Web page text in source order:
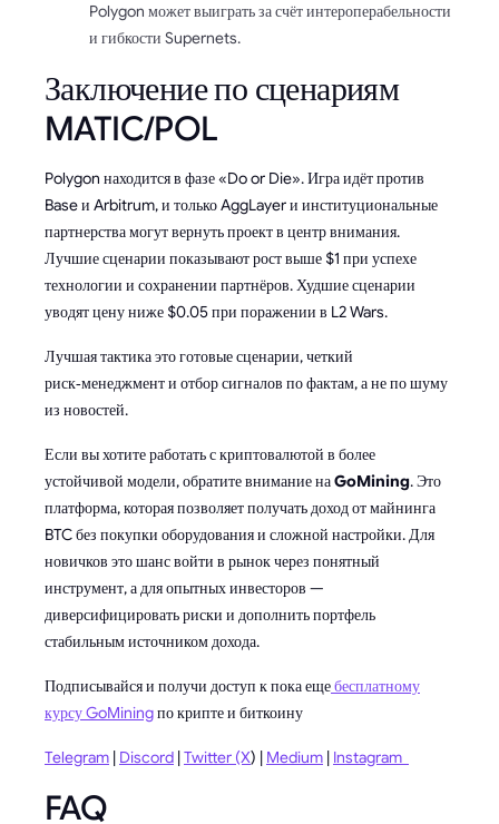
Polygon может выиграть за счёт интероперабельности
и гибкости Supernets.
Заключение по сценариям
MATIC/POL
Polygon находится в фазе «Do or Die». Игра идёт против
Base и Arbitrum, и только AggLayer и институциональные
партнерства могут вернуть проект в центр внимания.
Лучшие сценарии показывают рост выше $1 при успехе
технологии и сохранении партнёров. Худшие сценарии
уводят цену ниже $0.05 при поражении в L2 Wars.
Лучшая тактика это готовые сценарии, четкий
риск‑менеджмент и отбор сигналов по фактам, а не по шуму
из новостей.
Если вы хотите работать с криптовалютой в более
устойчивой модели, обратите внимание наGoMining. Это
платформа, которая позволяет получать доход от майнинга
BTC без покупки оборудования и сложной настройки. Для
новичков это шанс войти в рынок через понятный
инструмент, а для опытных инвесторов —
диверсифицировать риски и дополнить портфель
стабильным источником дохода.
Подписывайся и получи доступ к пока ещебесплатному
курсу GoMiningпо крипте и биткоину
Telegram Discord Twitter (X) | Medium Instagram
FAQ